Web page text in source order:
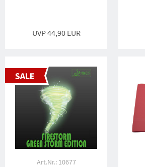
UVP 44,90 EUR
Art.Nr.: 10677